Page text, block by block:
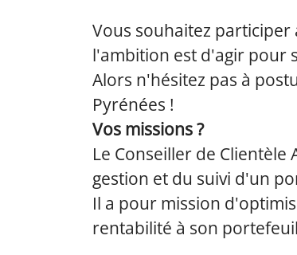
Vous souhaitez
l'ambition est d'agir pour
Alors n'hésitez pas à
Pyrénées !
Vos missions ?
Le Conseiller de
gestion et du suivi d'un
Il a pour mission
rentabilité à son